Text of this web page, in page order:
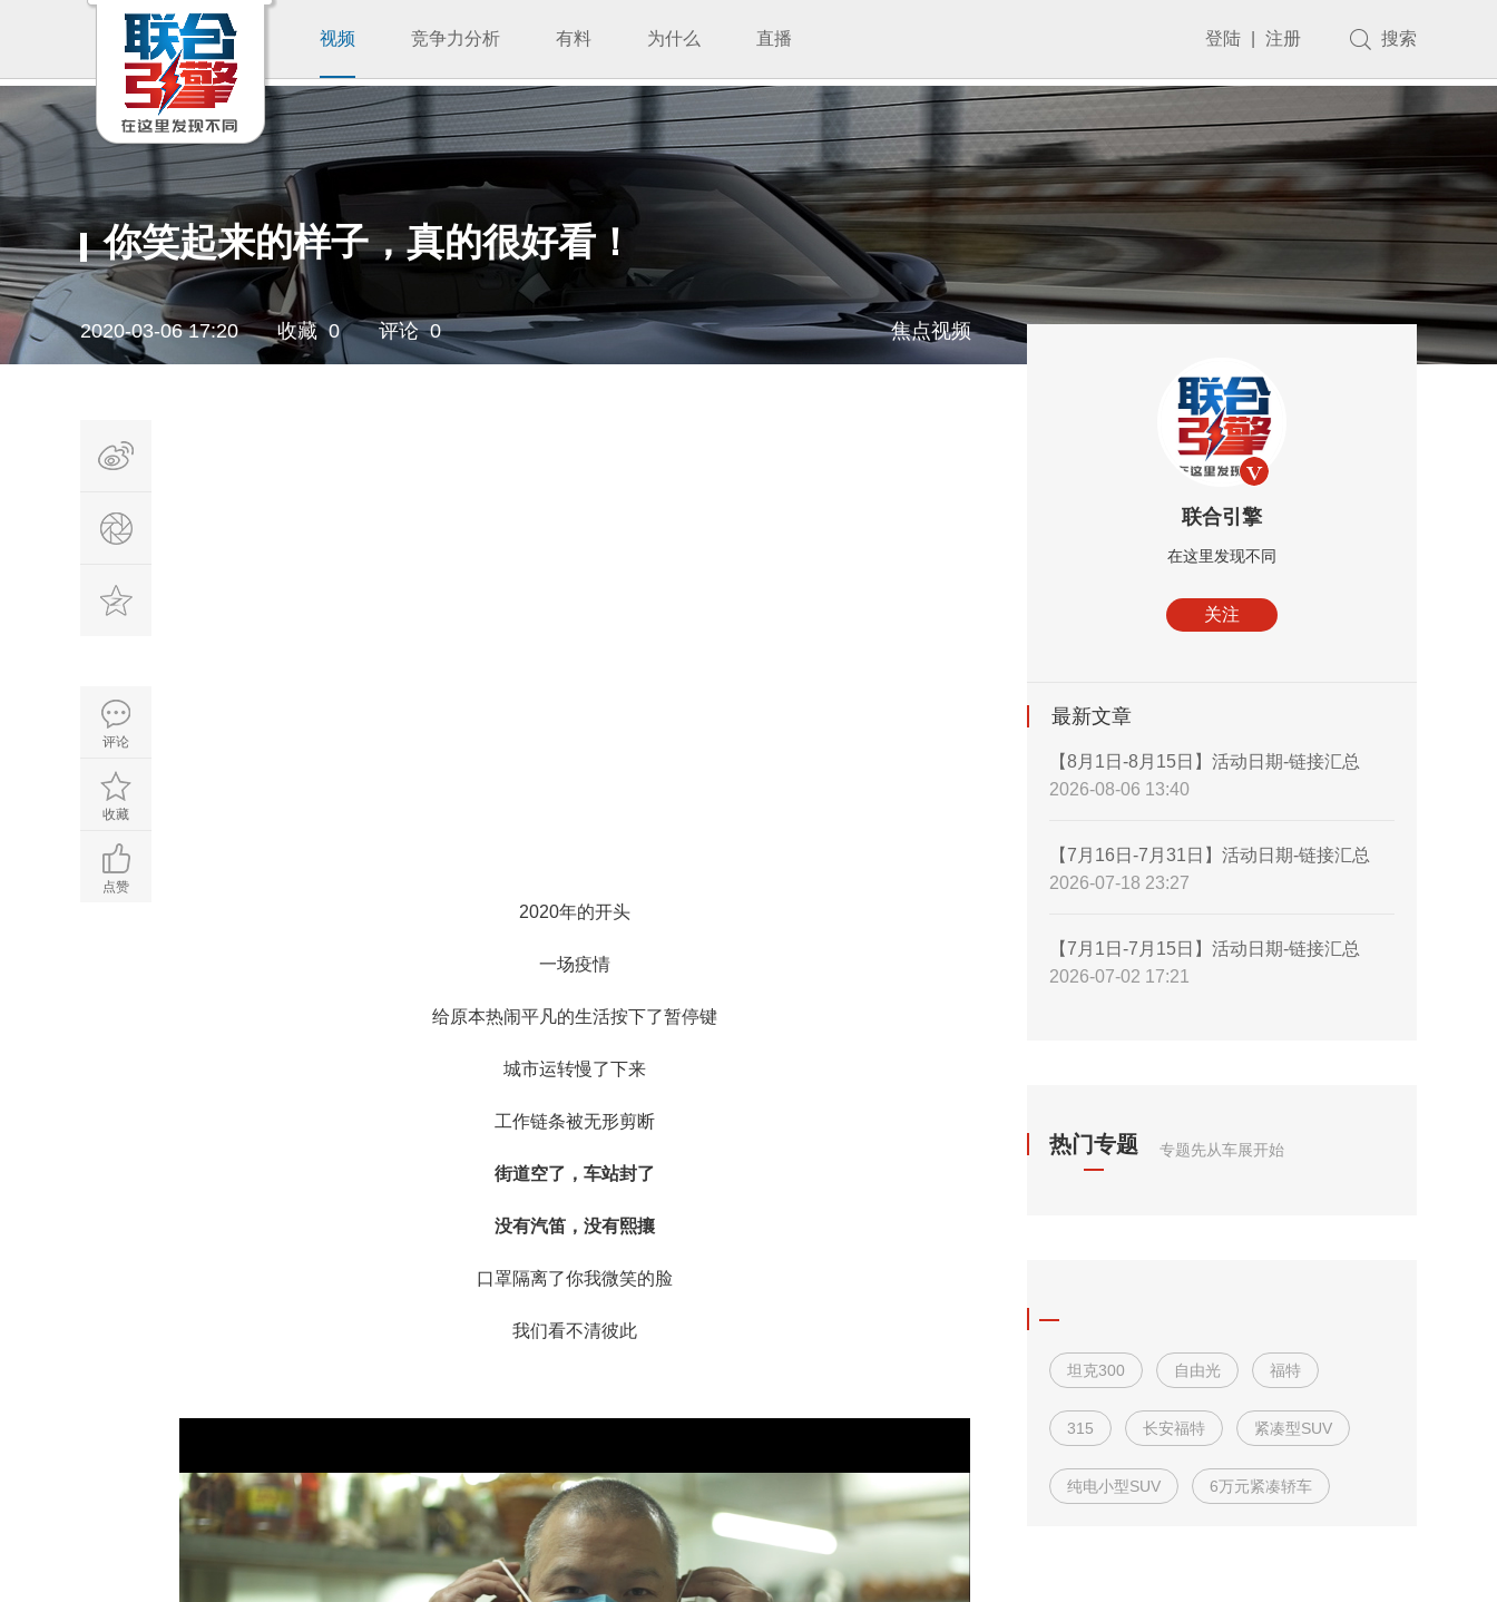
视频 竞争力分析 有料 为什么 直播 登陆 注册 搜索
你笑起来的样子，真的很好看！
2020-03-06 17:20 收藏 0 评论 0 焦点视频
评论
收藏
点赞
2020年的开头
一场疫情
给原本热闹平凡的生活按下了暂停键
城市运转慢了下来
工作链条被无形剪断
街道空了，车站封了
没有汽笛，没有熙攘
口罩隔离了你我微笑的脸
我们看不清彼此
联合引擎
在这里发现不同
关注
最新文章
【8月1日-8月15日】活动日期-链接汇总
2026-08-06 13:40
【7月16日-7月31日】活动日期-链接汇总
2026-07-18 23:27
【7月1日-7月15日】活动日期-链接汇总
2026-07-02 17:21
热门专题 专题先从车展开始
坦克300 自由光 福特
315 长安福特 紧凑型SUV
纯电小型SUV 6万元紧凑轿车